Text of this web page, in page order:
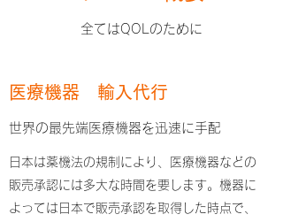
全てはQOLのために
医療機器 輸入代行
​世界の最先端医療機器を迅速に手配
日本は薬機法の規制により、医療機器などの
販売承認には多大な時間を要します。機器に
よっては日本で販売承認を取得した時点で、